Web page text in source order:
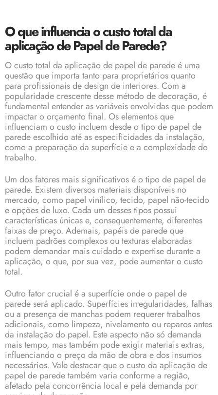
O que influencia o custo total da
aplicação de Papel de Parede?
O custo total da aplicação de papel de paredeé uma
questão que importa tanto para proprietários quanto
para profissionais de design de interiores. Com a
popularidade crescente desse método de decoração, é
fundamental entender as variáveis envolvidas que podem
impactar o orçamento final. Os elementos que
influenciam o custo incluem desde o tipo de papel de
paredeescolhido até as especificidades da instalação,
como a preparação da superfície e a complexidade do
trabalho.
Um dos fatores mais significativos é o tipo de papel de
parede. Existem diversos materiais disponíveis no
mercado, como papel vinílico, tecido, papel não-tecido
e opções de luxo. Cada um desses tipos possui
características únicas e, consequentemente, diferentes
faixas de preço. Ademais, papéis de parede que
incluem padrões complexos ou texturas elaboradas
podem demandar mais cuidado e expertise durante a
aplicação, o que, por sua vez, pode aumentar o custo
total.
Outro fator crucial é a superfície onde o papel de
parede será aplicado. Superfícies irregularidades, falhas
ou a presença de manchas podem requerer trabalhos
adicionais, como limpeza, nivelamento ou reparos antes
da instalação do papel. Este aspecto não só demanda
mais tempo, mas também pode exigir materiais extras,
influenciando o preço da mão de obra e dos insumos
necessários. Vale destacar que o custo da aplicação de
papel de parede também varia conforme a região,
afetado pela concorrência local e pela demanda por